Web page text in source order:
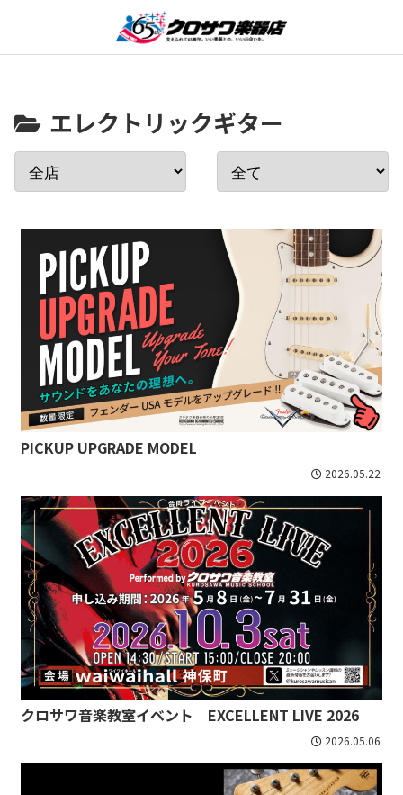
エレクトリックギター
PICKUP UPGRADE MODEL
2026.05.22
クロサワ音楽教室イベント EXCELLENT LIVE 2026
2026.05.06